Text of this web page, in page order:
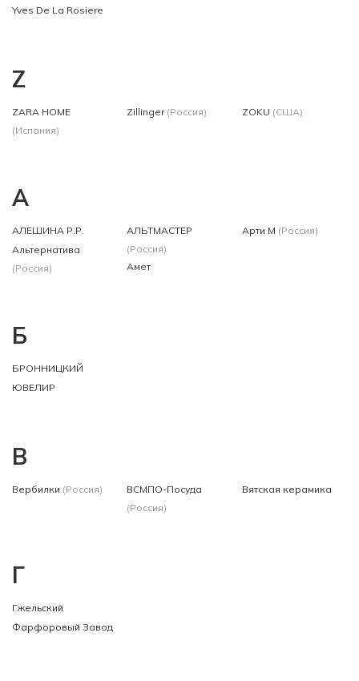
Yves De La Rosiere
Z
ZARA HOME
(Испания)
Zillinger (Россия) ZOKU (США)
А
АЛЕШИНА Р.Р.
Альтернатива
(Россия)
АЛЬТМАСТЕР
(Россия)
Амет
Арти М (Россия)
Б
БРОННИЦКИЙ
ЮВЕЛИР
В
Вербилки (Россия)
ВСМПО-Посуда
(Россия)
Вятская керамика
Г
Гжельский
Фарфоровый Завод